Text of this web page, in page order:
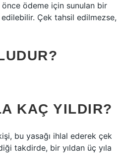
ödeme için sunulan bir
Çek tahsil edilmezse,
KAÇ YILDIR?
bu yasağı ihlal ederek çek
takdirde, bir yıldan üç yıla